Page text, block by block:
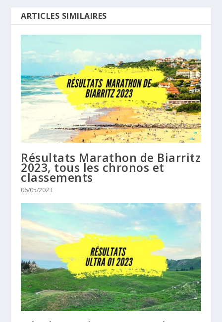
ARTICLES SIMILAIRES
Résultats Marathon de Biarritz
2023, tous les chronos et
classements
06/05/2023